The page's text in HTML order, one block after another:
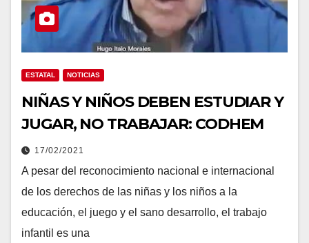
ESTATAL NOTICIAS
NIÑAS Y NIÑOS DEBEN ESTUDIAR Y
JUGAR, NO TRABAJAR: CODHEM
17/02/2021
A pesar del reconocimiento nacional e internacional
de los derechos de las niñas y los niños a la
educación, el juego y el sano desarrollo, el trabajo
infantil es una